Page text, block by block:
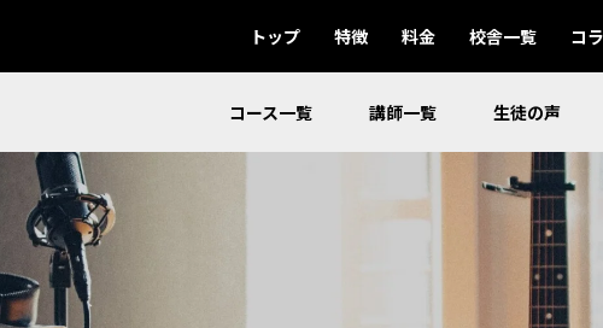
トップ 特徴 料金 校舎一覧 コ
コース一覧 講師一覧 生徒の声